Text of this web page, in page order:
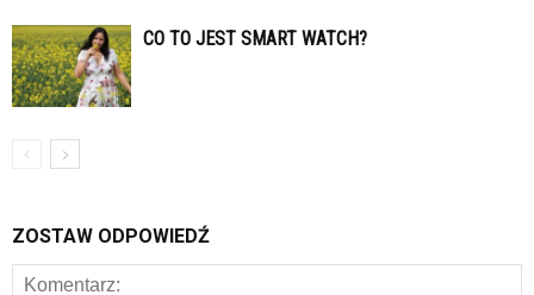
CO TO JEST SMART WATCH?
ZOSTAW ODPOWIEDŹ